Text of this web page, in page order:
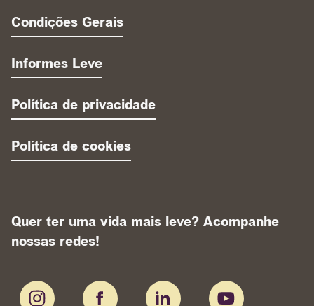
Condições Gerais
Informes Leve
Política de privacidade
Política de cookies
Quer ter uma vida mais leve? Acompanhe
nossas redes!